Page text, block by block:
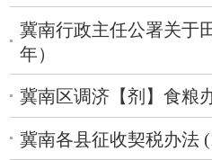
冀南行政主任公署关于
年）
冀南区调济【剂】食粮
冀南各县征收契税办法